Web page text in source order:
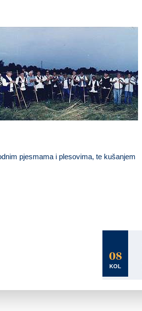
pjesmama i plesovima, te kušanjem
08
KOL